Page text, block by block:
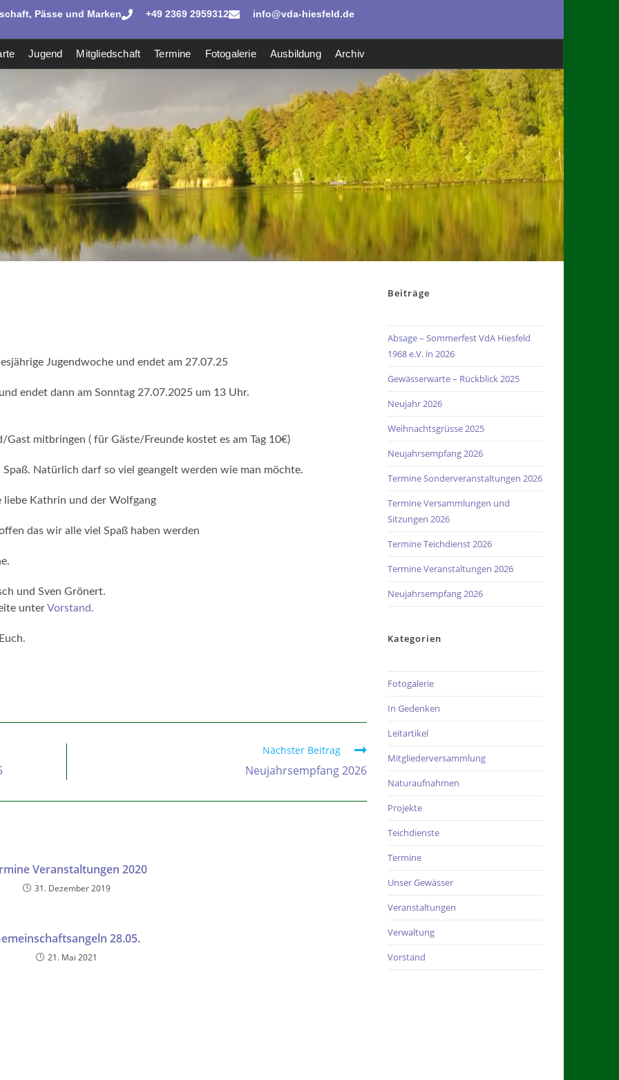
Pässe und Marken +49 2369 2959312 info@vda-hiesfeld.de
Jugend Mitgliedschaft Termine Fotogalerie Ausbildung Archiv
Jugendwoche und endet am 27.07.25
endet dann am Sonntag 27.07.2025 um 13 Uhr.
mitbringen ( für Gäste/Freunde kostet es am Tag 10€)
Natürlich darf so viel geangelt werden wie man möchte.
liebe Kathrin und der Wolfgang
das wir alle viel Spaß haben werden
und Sven Grönert.
unterVorstand.
Nächster Beitrag
Neujahrsempfang 2026
Veranstaltungen 2020
31. Dezember 2019
28.05.
21. Mai 2021
Beiträge
Absage – Sommerfest VdA Hiesfeld
1968 e.V. in 2026
Gewässerwarte – Rückblick 2025
Neujahr 2026
Weihnachtsgrüsse 2025
Neujahrsempfang 2026
Termine Sonderveranstaltungen 2026
Termine Versammlungen und
Sitzungen 2026
Termine Teichdienst 2026
Termine Veranstaltungen 2026
Neujahrsempfang 2026
Kategorien
Fotogalerie
In Gedenken
Leitartikel
Mitgliederversammlung
Naturaufnahmen
Projekte
Teichdienste
Termine
Unser Gewässer
Veranstaltungen
Verwaltung
Vorstand